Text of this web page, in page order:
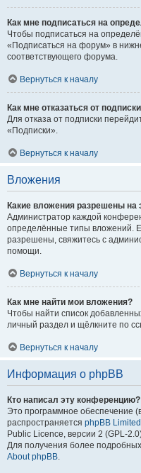
Как мне подписаться на
Чтобы подписаться на
«Подписаться на форум» в
соответствующего форума.
Вернуться к началу
Как мне отказаться от
Для отказа от подписки
«Подписки».
Вернуться к началу
Вложения
Какие вложения разрешены на
Администратор каждой
определённые типы вложений.
разрешены, свяжитесь с
помощи.
Вернуться к началу
Как мне найти мои вложения?
Чтобы найти список
личный раздел и щёлкните по
Вернуться к началу
Информация о phpBB
Кто написал эту конференцию?
Это программное обеспечение
распространяется phpBB Limited
Public Licence, версии 2 (GPL-
Для получения более
About phpBB.